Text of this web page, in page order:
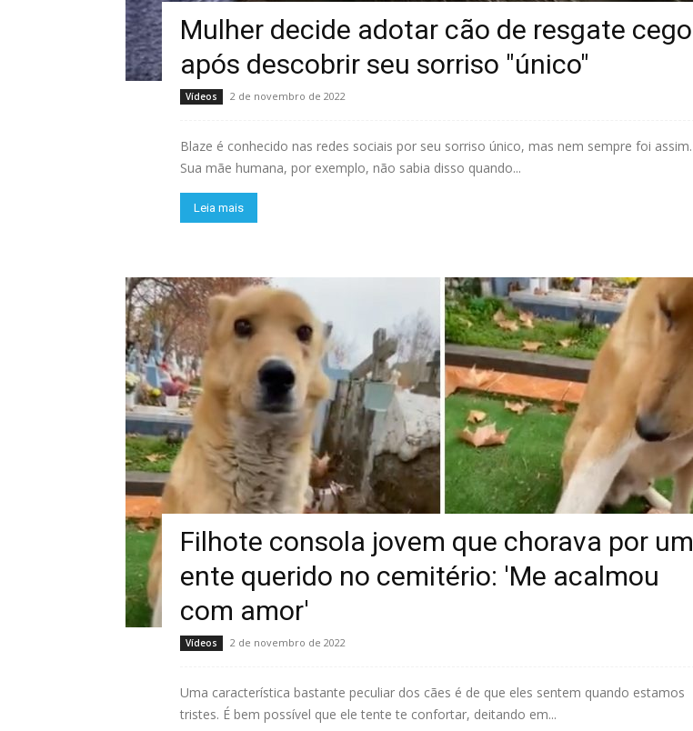
Mulher decide adotar cão de resgate cego
após descobrir seu sorriso "único"
Vídeos 2 de novembro de 2022
Blaze é conhecido nas redes sociais por seu sorriso único, mas nem sempre foi assim.
Sua mãe humana, por exemplo, não sabia disso quando...
Leia mais
Filhote consola jovem que chorava por um
ente querido no cemitério: 'Me acalmou
com amor'
Vídeos 2 de novembro de 2022
Uma característica bastante peculiar dos cães é de que eles sentem quando estamos
tristes. É bem possível que ele tente te confortar, deitando em...